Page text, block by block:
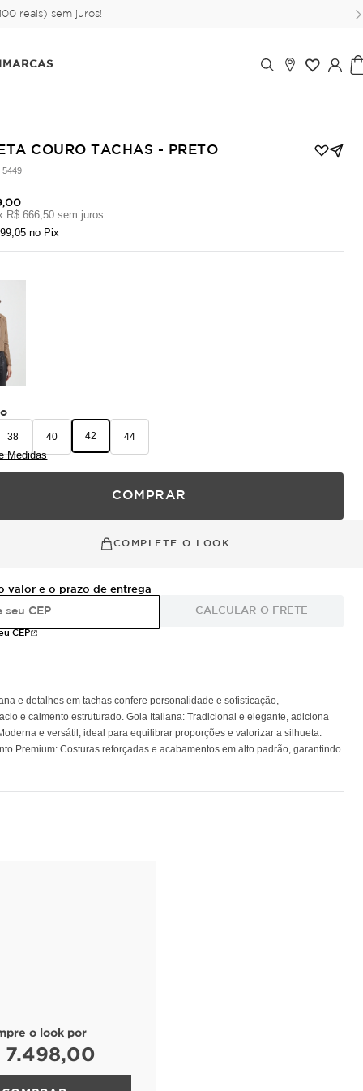
reais) sem juros!
COURO TACHAS - PRETO
5449
R$ 666,50 sem juros
no Pix
38 40 42 44
Medidas
COMPRAR
COMPLETE O LOOK
valor e o prazo de entrega
CALCULAR O FRETE
CEP
e detalhes em tachas confere personalidade e sofisticação,
e caimento estruturado. Gola Italiana: Tradicional e elegante, adiciona
e versátil, ideal para equilibrar proporções e valorizar a silhueta.
Premium: Costuras reforçadas e acabamentos em alto padrão, garantindo
o look por
7.498,00